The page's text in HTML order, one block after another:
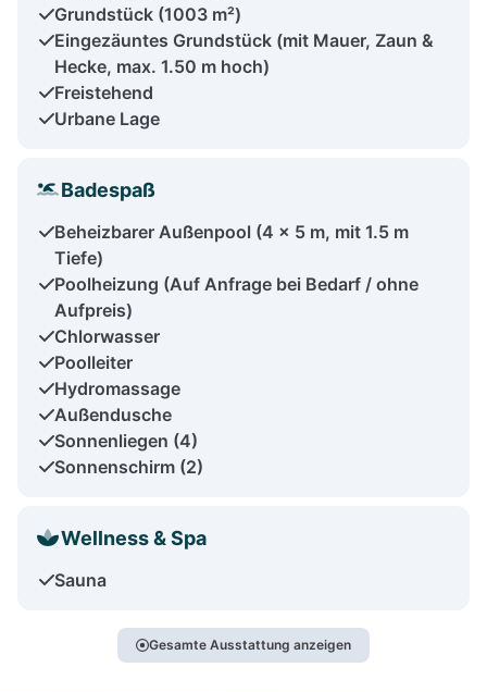
Grundstück (1003 m²)
Eingezäuntes Grundstück (mit Mauer, Zaun &
Hecke, max. 1.50 m hoch)
Freistehend
Urbane Lage
Badespaß
Beheizbarer Außenpool (4 x 5 m, mit 1.5 m
Tiefe)
Poolheizung (Auf Anfrage bei Bedarf / ohne
Aufpreis)
Chlorwasser
Poolleiter
Hydromassage
Außendusche
Sonnenliegen (4)
Sonnenschirm (2)
Wellness & Spa
Sauna
Gesamte Ausstattung anzeigen